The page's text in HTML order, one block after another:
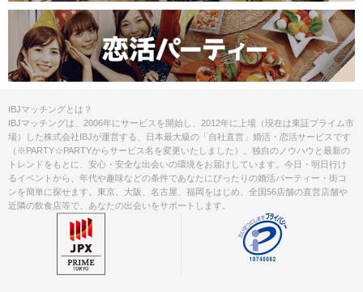
IBJマッチングとは？
IBJマッチングは、2006年にサービスを開始し、2012年に上場（現在は東証プライム市
場）した株式会社IBJが運営する、日本最大級の「自社直営」婚活・恋活サービスです
（※PARTY☆PARTYからサービス名を変更いたしました）。独自のノウハウと最新の
トレンドをもとに、安心・安全な出会いの環境をお届けしています。今日・明日行け
るイベントから、年代や趣味などの条件であなたにぴったりの婚活パーティー・街コ
ンを簡単に探せます。東京、大阪、名古屋、福岡をはじめ、全国56店舗の直営店舗や
近隣の飲食店等で、あなたの出会いをサポートします。